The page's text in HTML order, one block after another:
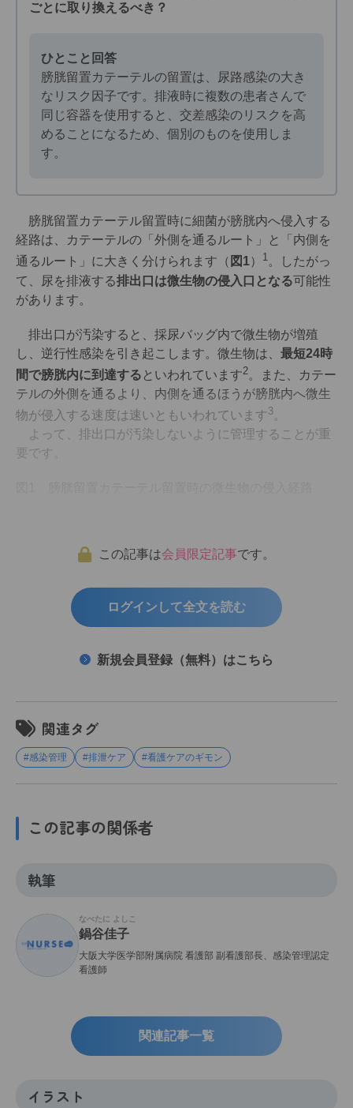
ごとに取り換えるべき？
ひとこと回答
膀胱留置カテーテルの留置は、尿路感染の大き
なリスク因子です。排液時に複数の患者さんで
同じ容器を使用すると、交差感染のリスクを高
めることになるため、個別のものを使用しま
す。
膀胱留置カテーテル留置時に細菌が膀胱内へ侵入する
経路は、カテーテルの「外側を通るルート」と「内側を
通るルート」に大きく分けられます（ 図1） 1。したがっ
て、尿を排液する排出口は微生物の侵入口となる可能性
があります。
排出口が汚染すると、採尿バッグ内で微生物が増殖
し、逆行性感染を引き起こします。微生物は、 最短24時
間で膀胱内に到達する といわれています2。また、カテー
テルの外側を通るより、内側を通るほうが膀胱内へ微生
物が侵入する速度は速いともいわれています3 。
よって、排出口が汚染しないように管理することが重
要です。
この記事は会員限定記事です。
ログインして全文を読む
新規会員登録（無料）はこちら
関連タグ
#感染管理 #排泄ケア #看護ケアのギモン
この記事の関係者
執筆
なべたに よしこ
鍋谷佳子
大阪大学医学部附属病院 看護部 副看護部長、感染管理認定
看護師
関連記事一覧
イラスト